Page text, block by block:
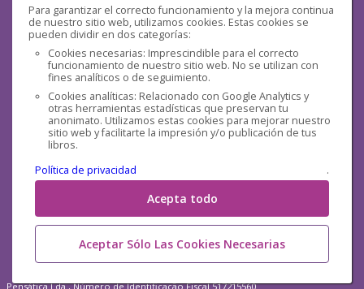
Para garantizar el correcto funcionamiento y la mejora continua
de nuestro sitio web, utilizamos cookies. Estas cookies se
pueden dividir en dos categorías:
Cookies necesarias: Imprescindible para el correcto
funcionamiento de nuestro sitio web. No se utilizan con
fines analíticos o de seguimiento.
Cookies analíticas: Relacionado con Google Analytics y
otras herramientas estadísticas que preservan tu
anonimato. Utilizamos estas cookies para mejorar nuestro
sitio web y facilitarte la impresión y/o publicación de tus
libros.
Política de privacidad
.
Acepta todo
Aceptar Sólo Las Cookies Necesarias
Seguridad
Redes sociales
Pensática Lda., Número de Identificação Fiscal 517215560